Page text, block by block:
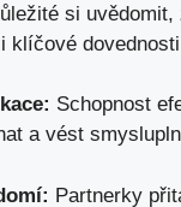
si⁤
klíčové
Schopnost
‌a vést
⁢Partnerky